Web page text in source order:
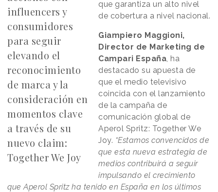
influencers y
consumidores
para seguir
elevando el
reconocimiento
de marca y la
consideración en
momentos clave
a través de su
nuevo claim:
Together We Joy
que garantiza un alto nivel
de cobertura a nivel nacional.
Giampiero Maggioni,
Director de Marketing de
Campari España, ha
destacado su apuesta de
que el medio televisivo
coincida con el lanzamiento
de la campaña de
comunicación global de
Aperol Spritz: Together We
Joy. “Estamos convencidos de
que esta nueva estrategia de
medios contribuirá a seguir
impulsando el crecimiento
que Aperol Spritz ha tenido en España en los últimos